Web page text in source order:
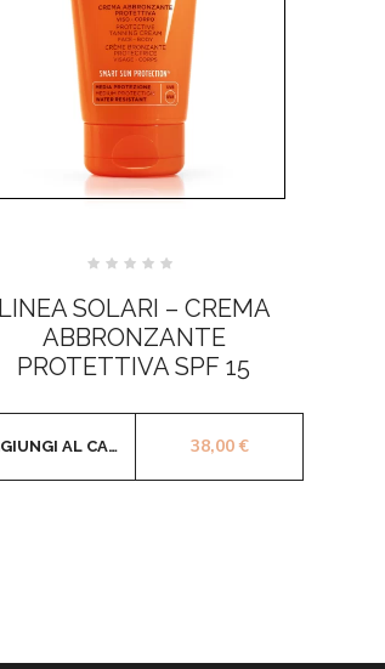
su
5
LINEA SOLARI – CREMA
ABBRONZANTE
PROTETTIVA SPF 15
38,00€
AGGIUNGI AL CARRELLO